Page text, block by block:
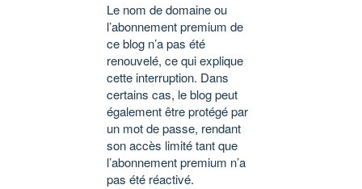
Le nom de domaine ou
l’abonnement premium de
ce blog n’a pas été
renouvelé, ce qui explique
cette interruption. Dans
certains cas, le blog peut
également être protégé par
un mot de passe, rendant
son accès limité tant que
l’abonnement premium n’a
pas été réactivé.